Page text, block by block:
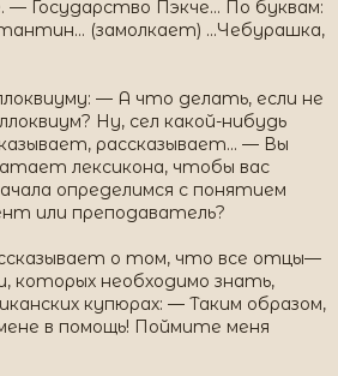
— Государство Пэкче... По буквам:
(замолкает) ...Чебурашка,
— А что делать, если не
Ну, сел какой-нибудь
рассказывает... — Вы
лексикона, чтобы вас
определимся с понятием
или преподаватель?
о том, что все отцы—
которых необходимо знать,
купюрах: — Таким образом,
в помощь! Поймите меня